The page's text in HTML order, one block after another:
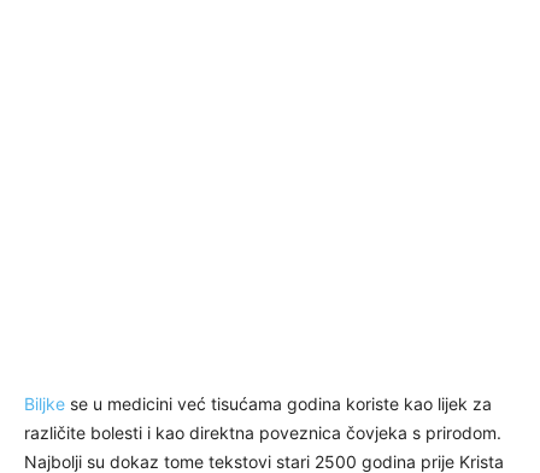
Biljke se u medicini već tisućama godina koriste kao lijek za
različite bolesti i kao direktna poveznica čovjeka s prirodom.
Najbolji su dokaz tome tekstovi stari 2500 godina prije Krista